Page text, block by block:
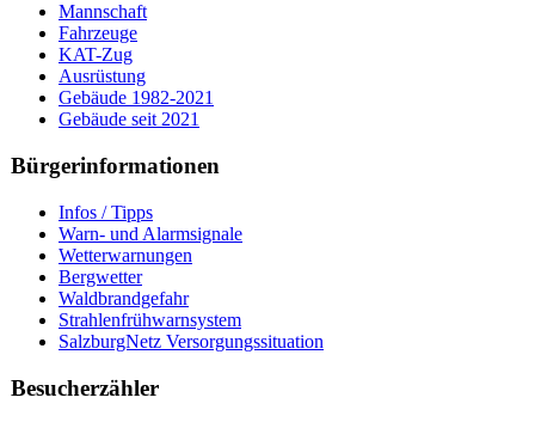
Mannschaft
Fahrzeuge
KAT-Zug
Ausrüstung
Gebäude 1982-2021
Gebäude seit 2021
Bürgerinformationen
Infos / Tipps
Warn- und Alarmsignale
Wetterwarnungen
Bergwetter
Waldbrandgefahr
Strahlenfrühwarnsystem
SalzburgNetz Versorgungssituation
Besucherzähler